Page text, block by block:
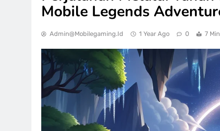
Mobile Legends
Admin@mobilegaming.id 1 Year Ago 0 7